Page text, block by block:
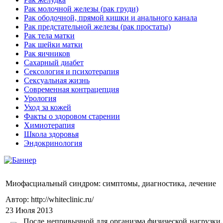
Рак молочной железы (рак груди)
Рак ободочной, прямой кишки и анального канала
Рак предстательной железы (рак простаты)
Рак тела матки
Рак шейки матки
Рак яичников
Сахарный диабет
Сексология и психотерапия
Сексуальная жизнь
Современная контрацепция
Урология
Уход за кожей
Факты о здоровом старении
Химиoтерапия
Школа здоровья
Эндокринология
Миофасциальный синдром: симптомы, диагностика, лечение
Автор: http://whiteclinic.ru/
23 Июля 2013
После непривычной для организма физической